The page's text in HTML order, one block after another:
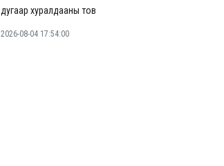
дугаар хуралдааны тов
2026-08-04 17:54:00